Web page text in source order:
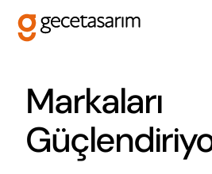
Neden Biz?
Markaları